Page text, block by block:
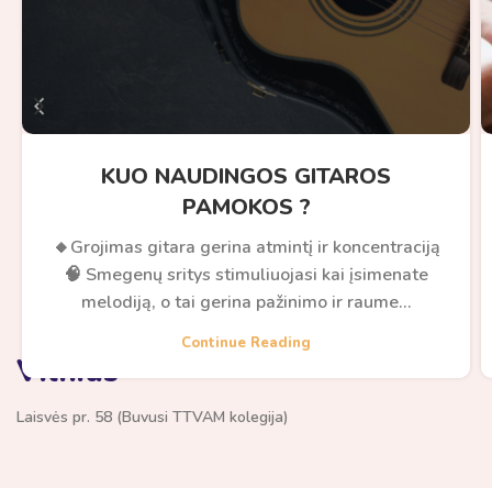
KUO NAUDINGOS GITAROS
PAMOKOS ?
🔸Grojimas gitara gerina atmintį ir koncentraciją
🧠 Smegenų sritys stimuliuojasi kai įsimenate
melodiją, o tai gerina pažinimo ir raume...
Continue Reading
Vilnius
Laisvės pr. 58 (Buvusi TTVAM kolegija)